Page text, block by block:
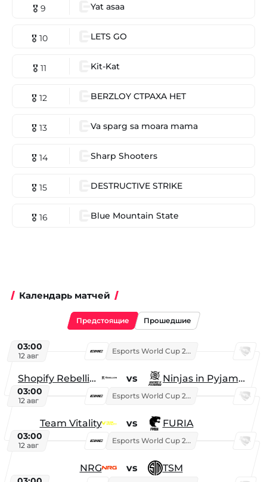
🎖 9 Yat asaa
🎖 10 LETS GO
🎖 11 Kit-Kat
🎖 12 BERZLOY CTPAXA HET
🎖 13 Va sparg sa moara mama
🎖 14 Sharp Shooters
🎖 15 DESTRUCTIVE STRIKE
🎖 16 Blue Mountain State
Календарь матчей
Предстоящие Прошедшие
03:00
12 авг
Esports World Cup 2026
Shopify Rebellion vs Ninjas in Pyjamas
03:00
12 авг
Esports World Cup 2026
Team Vitality vs FURIA
03:00
12 авг
Esports World Cup 2026
NRG vs TSM